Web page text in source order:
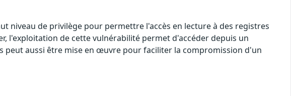
niveau de privilège pour permettre l'accès en lecture à des registres
l'exploitation de cette vulnérabilité permet d'accéder depuis un
aussi être mise en œuvre pour faciliter la compromission d'un